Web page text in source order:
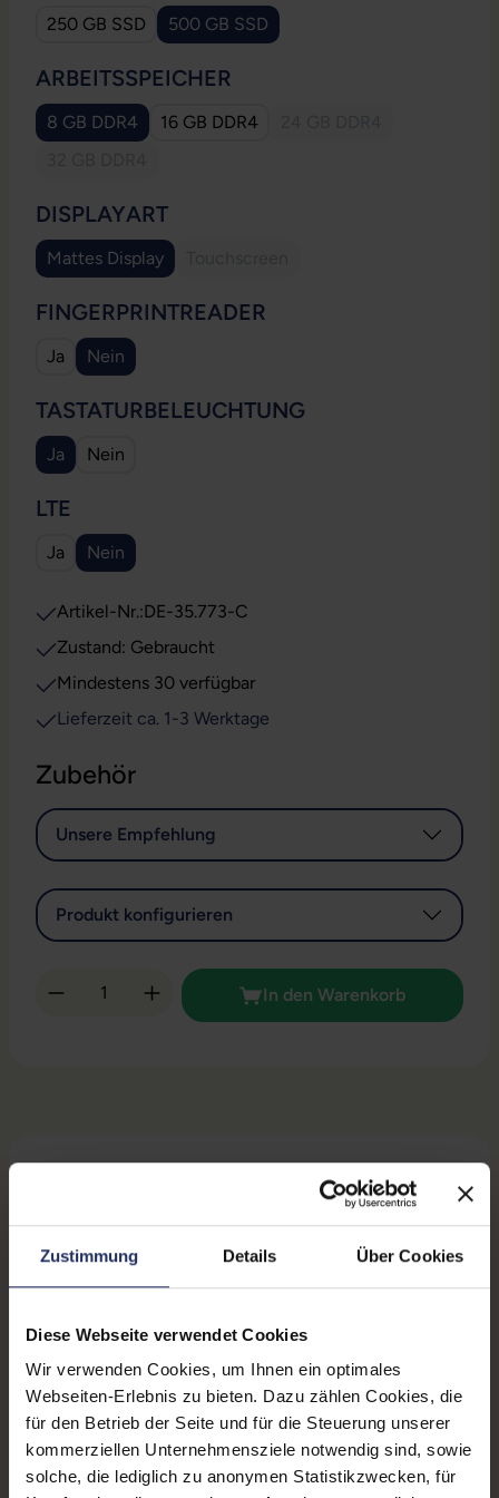
Zustimmung Details Über Cookies
Diese Webseite verwendet Cookies
Wir verwenden Cookies, um Ihnen ein optimales
Webseiten-Erlebnis zu bieten. Dazu zählen Cookies, die
für den Betrieb der Seite und für die Steuerung unserer
kommerziellen Unternehmensziele notwendig sind, sowie
solche, die lediglich zu anonymen Statistikzwecken, für
250 GB SSD 500 GB SSD
ARBEITSSPEICHER
8 GB DDR4 16 GB DDR4
DISPLAYARTAUSWÄHLEN
Mattes Display
FINGERPRINTREADER
Ja Nein
TASTATURBELEUCHTUNG
Ja Nein
LTE
Ja Nein
Artikel-Nr.:DE-35.773-C
Zustand: Gebraucht
Mindestens 30 verfügbar
Lieferzeit ca. 1-3 Werktage
Zubehör
Unsere Empfehlung
Produkt konfigurieren
Produkt Anzahl: Gib den gewünschten
In den Warenkorb
Sicherheit & Herstellerinformationen
Technische Daten
Grading: Fair
Displaygröße: 14,0 Zoll
Displayauflösung: 1920 x 1080 FHD